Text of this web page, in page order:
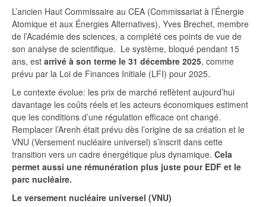
L’ancien Haut Commissaire au CEA (Commissariat à l’Énergie
Atomique et aux Énergies Alternatives), Yves Brechet, membre
de l’Académie des sciences, a complété ces points de vue de
son analyse de scientifique. Le système, bloqué pendant 15
ans, est arrivé à son terme le 31 décembre 2025, comme
prévu par la Loi de Finances Initiale (LFI) pour 2025.
Le contexte évolue: les prix de marché reflètent aujourd’hui
davantage les coûts réels et les acteurs économiques estiment
que les conditions d’une régulation efficace ont changé.
Remplacer l’Arenh était prévu dès l’origine de sa création et le
VNU (Versement nucléaire universel) s’inscrit dans cette
transition vers un cadre énergétique plus dynamique. Cela
permet aussi une rémunération plus juste pour EDF et le
parc nucléaire.
Le versement nucléaire universel (VNU)